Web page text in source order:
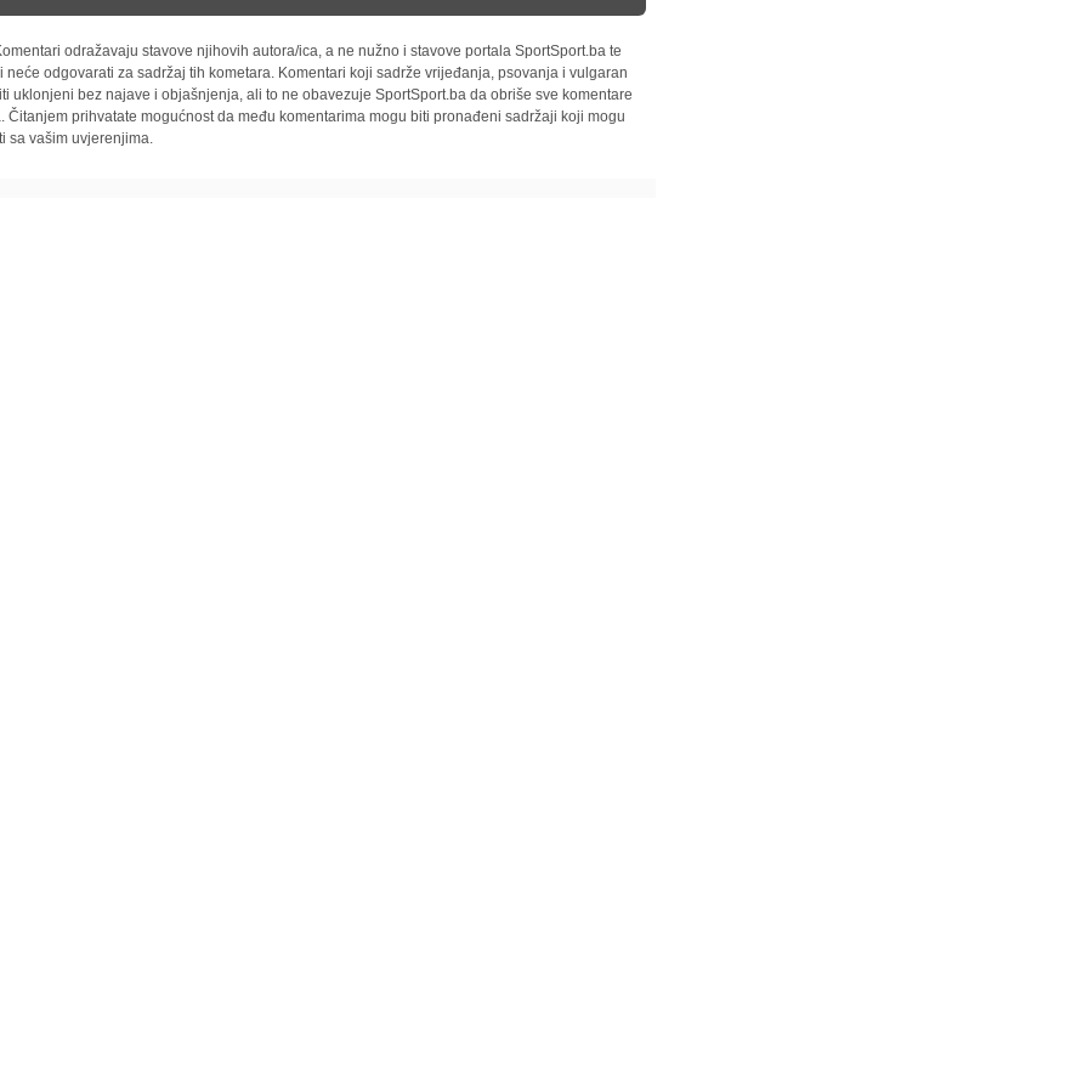
odražavaju stavove njihovih autora/ica, a ne nužno i stavove portala SportSport.ba te
neće odgovarati za sadržaj tih kometara. Komentari koji sadrže vrijeđanja, psovanja i vulgaran
uklonjeni bez najave i objašnjenja, ali to ne obavezuje SportSport.ba da obriše sve komentare
Čitanjem prihvatate mogućnost da među komentarima mogu biti pronađeni sadržaji koji mogu
sa vašim uvjerenjima.